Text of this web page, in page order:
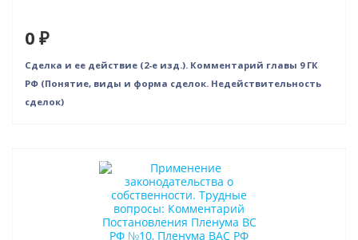
0 ₽
Сделка и ее действие (2-е изд.). Комментарий главы 9 ГК
РФ (Понятие, виды и форма сделок. Недействительность
сделок)
Нет в наличии